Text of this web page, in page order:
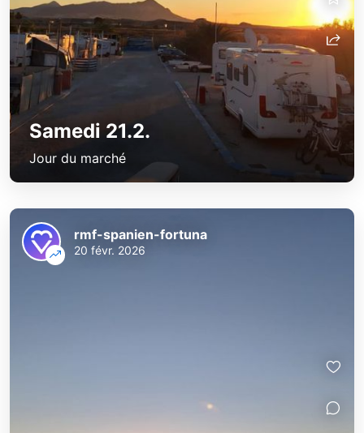
Samedi 21.2.
Jour du marché
rmf-spanien-fortuna
20 févr. 2026